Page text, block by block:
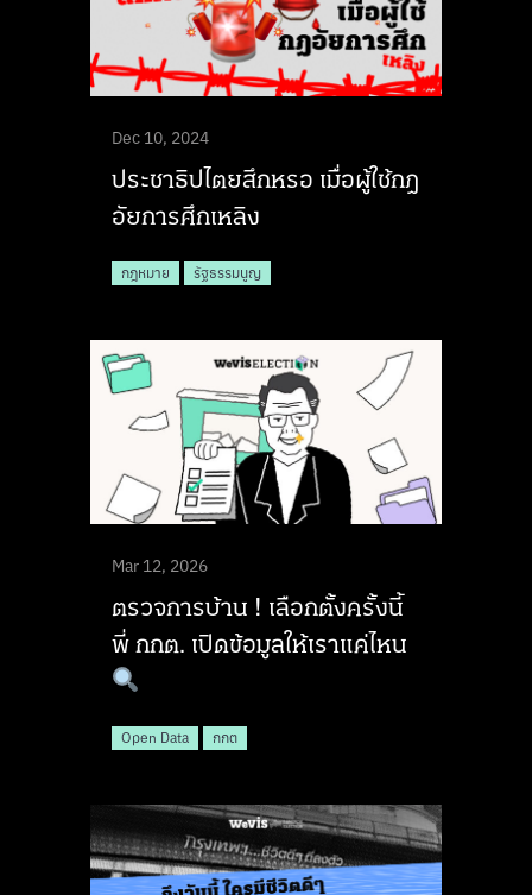
Dec 10, 2024
ประชาธิปไตยสึกหรอ เมื่อผู้ใช้กฎ
อัยการศึกเหลิง
กฎหมาย รัฐธรรมนูญ
Mar 12, 2026
ตรวจการบ้าน ! เลือกตั้งครั้งนี้
พี่ กกต. เปิดข้อมูลให้เราแค่ไหน
Open Data กกต